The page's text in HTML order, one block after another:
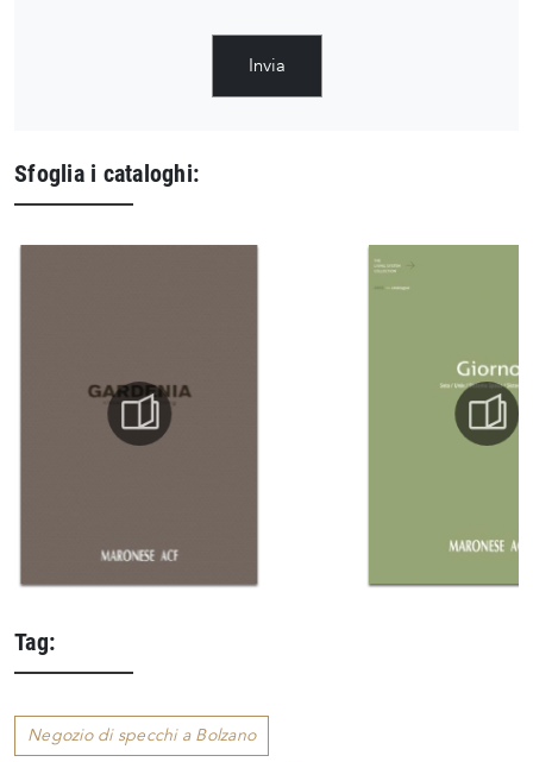
Invia
Sfoglia i cataloghi:
Tag:
Negozio di specchi a Bolzano